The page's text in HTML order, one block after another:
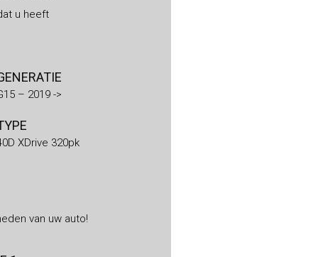
u heeft
– 2019 ->
XDrive 320pk
van uw auto!